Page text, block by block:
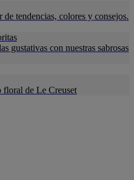
tendencias, colores y consejos.
gustativas con nuestras sabrosas
floral de Le Creuset